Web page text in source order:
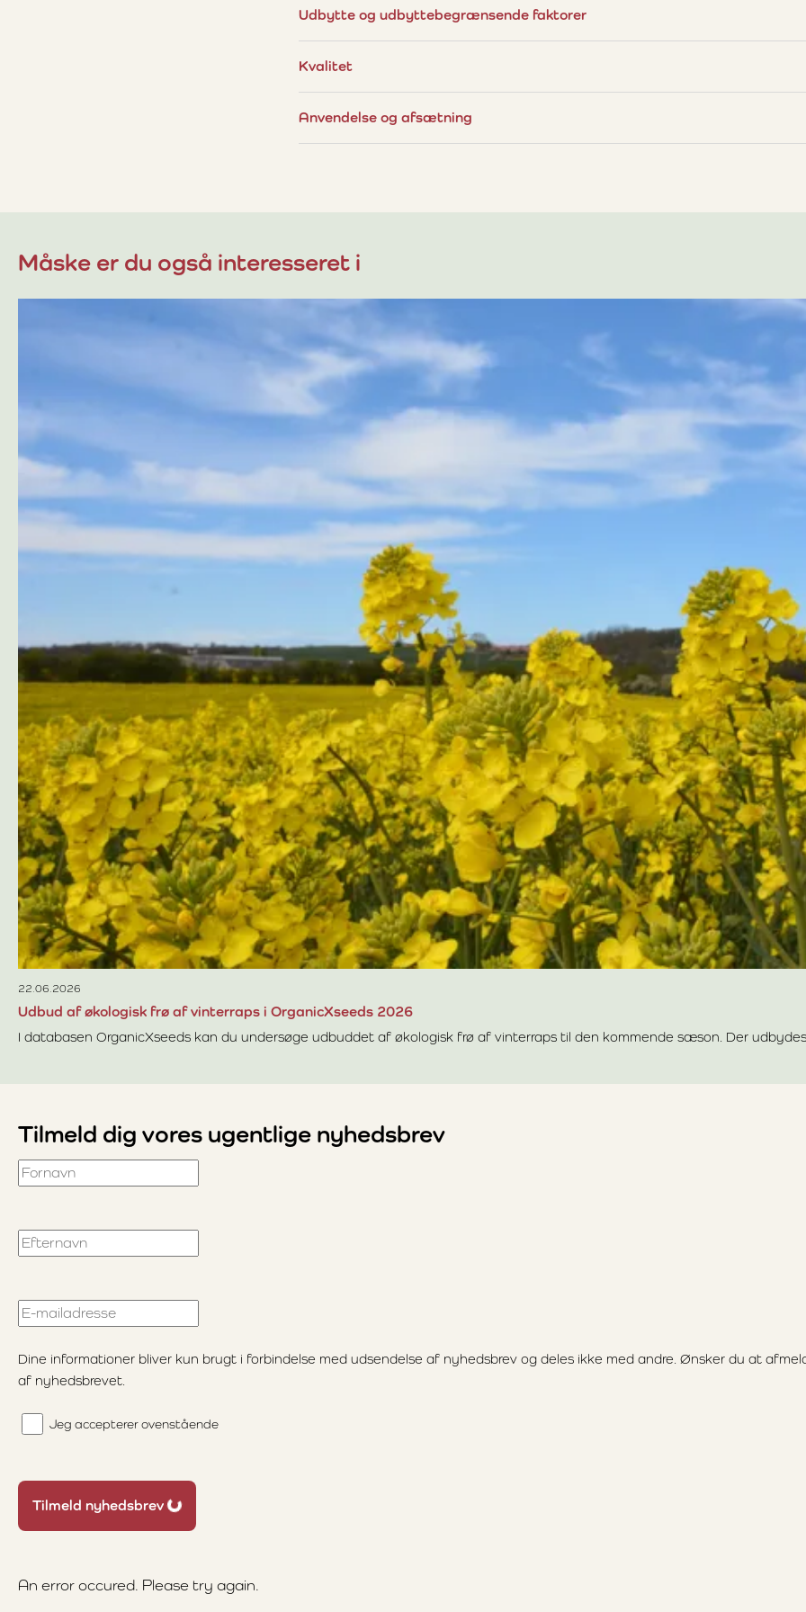
Udbytte og udbyttebegrænsende faktorer
Kvalitet
Anvendelse og afsætning
Måske er du også interesseret i
22.06.2026
Udbud af økologisk frø af vinterraps i OrganicXseeds 2026
I databasen OrganicXseeds kan du undersøge udbuddet af økologisk frø af vinterraps til den kommende sæson. Der
Tilmeld dig vores ugentlige nyhedsbrev
Fornavn
Efternavn
E-mailadresse
Dine informationer bliver kun brugt i forbindelse med udsendelse af nyhedsbrev og deles ikke med andre. Ønsker du at
af nyhedsbrevet.
Jeg accepterer ovenstående
Tilmeld nyhedsbrev Loading...
An error occured. Please try again.